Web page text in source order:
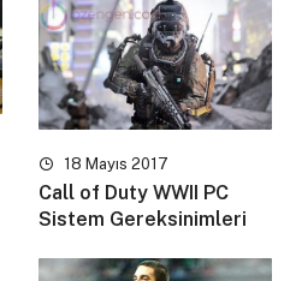
18 Mayıs 2017
Call of Duty WWII PC
Sistem Gereksinimleri